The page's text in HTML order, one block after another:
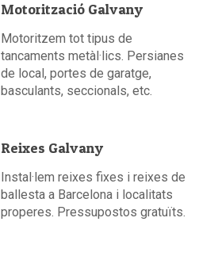
Motorització Galvany
Motoritzem tot tipus de
tancaments metàl·lics. Persianes
de local, portes de garatge,
basculants, seccionals, etc.
Reixes Galvany
Instal·lem reixes fixes i reixes de
ballesta a Barcelona i localitats
properes. Pressupostos gratuïts.